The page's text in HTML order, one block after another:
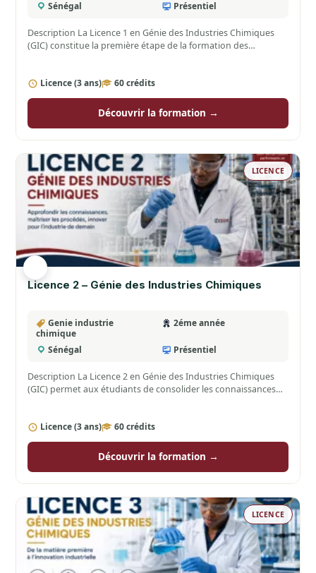
Sénégal Présentiel
Description La Licence 1 en Génie des Industries Chimiques
(GIC) constitue la première étape de la formation des…
Licence (3 ans) 60 crédits
Découvrir la formation →
LICENCE
Licence 2 – Génie des Industries Chimiques
Genie industrie
chimique
2éme année
Sénégal Présentiel
Description La Licence 2 en Génie des Industries Chimiques
(GIC) permet aux étudiants de consolider les connaissances
Licence (3 ans) 60 crédits
Découvrir la formation →
LICENCE